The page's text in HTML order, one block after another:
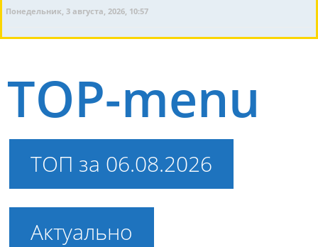
Понедельник, 3 августа, 2026, 10:57
TOP-menu
ТОП за 06.08.2026
Актуально